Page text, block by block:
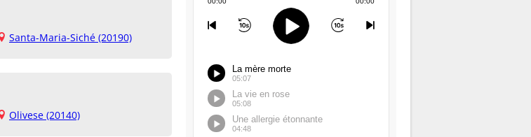
Santa-Maria-Siché (20190)
Olivese (20140)